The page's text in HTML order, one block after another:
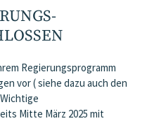
Regierungsprogramm
vor ( siehe dazu auch den
Mitte März 2025 mit